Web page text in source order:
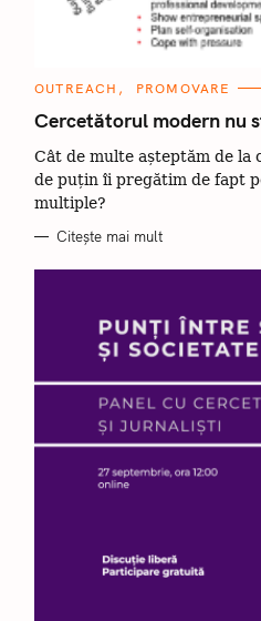
C
T
E
O
R
I
I
OUTREACH PROMOVARE
Cercetătorul modern nu
Cât de multe așteptăm de
de puțin îi pregătim de fapt
multiple?
Citește mai mult